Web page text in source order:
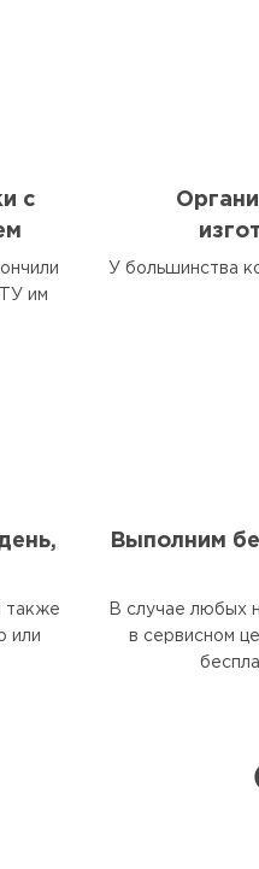
с
им
У большинства
также
или
Выполним
В случае любых
в сервисном